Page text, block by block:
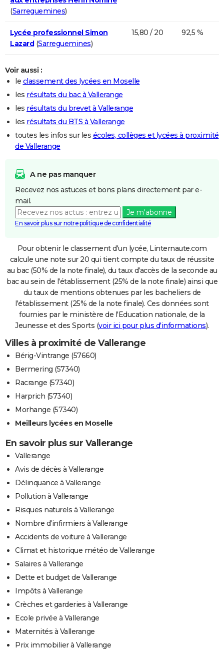
(Sarreguemines)
Lycée professionnel Simon
Lazard(Sarreguemines)
15,80 / 20 92,5 %
Voir aussi :
le classement des lycées en Moselle
les résultats du bac à Vallerange
les résultats du brevet à Vallerange
les résultats du BTS à Vallerange
toutes les infos sur les écoles, collèges et lycées à proximité
de Vallerange
A ne pas manquer
Recevez nos astuces et bons plans directement par e-
mail.
Je m'abonne
En savoir plus sur notre politique de confidentialité
Pour obtenir le classement d'un lycée, Linternaute.com
calcule une note sur 20 qui tient compte du taux de réussite
au bac (50% de la note finale), du taux d'accès de la seconde au
bac au sein de l'établissement (25% de la note finale) ainsi que
du taux de mentions obtenues par les bacheliers de
l'établissement (25% de la note finale). Ces données sont
fournies par le ministère de l'Education nationale, de la
Jeunesse et des Sports (voir ici pour plus d'informations).
Villes à proximité de Vallerange
Bérig-Vintrange (57660)
Bermering (57340)
Racrange (57340)
Harprich (57340)
Morhange (57340)
Meilleurs lycées en Moselle
En savoir plus sur Vallerange
Vallerange
Avis de décès à Vallerange
Délinquance à Vallerange
Pollution à Vallerange
Risques naturels à Vallerange
Nombre d'infirmiers à Vallerange
Accidents de voiture à Vallerange
Climat et historique météo de Vallerange
Salaires à Vallerange
Dette et budget de Vallerange
Impôts à Vallerange
Crèches et garderies à Vallerange
Ecole privée à Vallerange
Maternités à Vallerange
Prix immobilier à Vallerange